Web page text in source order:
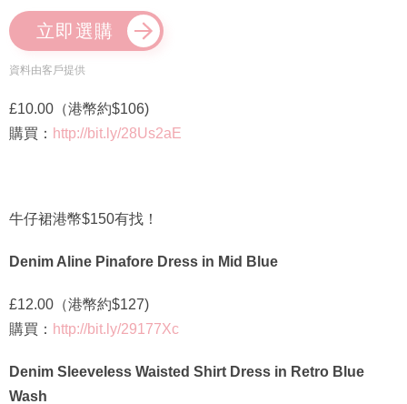
立即選購
資料由客戶提供
£10.00（港幣約$106)
購買： http://bit.ly/28Us2aE
牛仔裙港幣$150有找！
Denim Aline Pinafore Dress in Mid Blue
£12.00（港幣約$127)
購買： http://bit.ly/29177Xc
Denim Sleeveless Waisted Shirt Dress in Retro Blue
Wash